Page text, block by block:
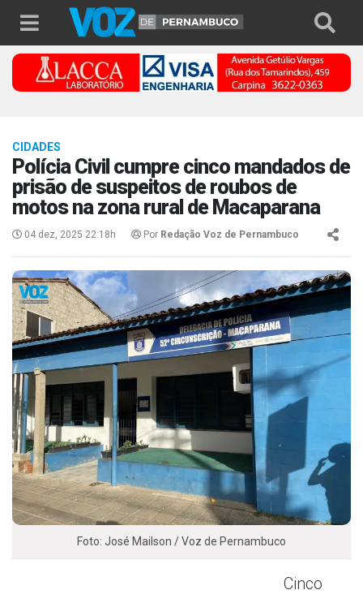
CIDADES
Polícia Civil cumpre cinco mandados de
prisão de suspeitos de roubos de
motos na zona rural de Macaparana
04 dez, 2025 22:18h Por Redação Voz de Pernambuco
Foto: José Mailson / Voz de Pernambuco
Cinco